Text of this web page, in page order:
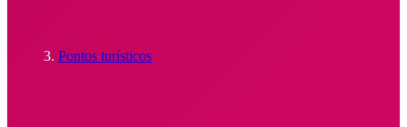
Pontos turísticos